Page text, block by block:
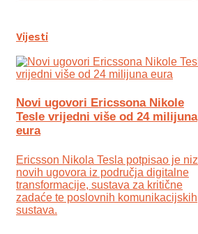
Vijesti
Novi ugovori Ericssona Nikole
Tesle vrijedni više od 24 milijuna
eura
Ericsson Nikola Tesla potpisao je niz
novih ugovora iz područja digitalne
transformacije, sustava za kritične
zadaće te poslovnih komunikacijskih
sustava.